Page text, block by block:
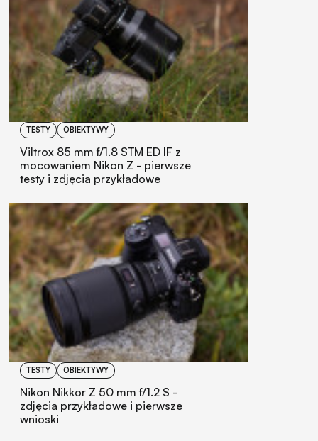
TESTY OBIEKTYWY
Viltrox 85 mm f/1.8 STM ED IF z
mocowaniem Nikon Z - pierwsze
testy i zdjęcia przykładowe
TESTY OBIEKTYWY
Nikon Nikkor Z 50 mm f/1.2 S -
zdjęcia przykładowe i pierwsze
wnioski